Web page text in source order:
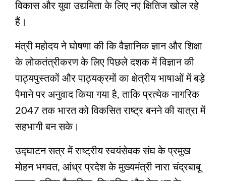
विकास और युवा उद्यमिता के लिए नए क्षितिज खोल रहे
हैं।
मंत्री महोदय ने घोषणा की कि वैज्ञानिक ज्ञान और शिक्षा
के लोकतंत्रीकरण के लिए पिछले दशक में विज्ञान की
पाठ्यपुस्तकों और पाठ्यक्रमों का क्षेत्रीय भाषाओं में बड़े
पैमाने पर अनुवाद किया गया है, ताकि प्रत्येक नागरिक
2047 तक भारत को विकसित राष्ट्र बनने की यात्रा में
सहभागी बन सके।
उद्घाटन सत्र में राष्‍ट्रीय स्‍वयंसेवक संघ के प्रमुख
मोहन भगवत, आंध्र प्रदेश के मुख्यमंत्री नारा चंद्रबाबू